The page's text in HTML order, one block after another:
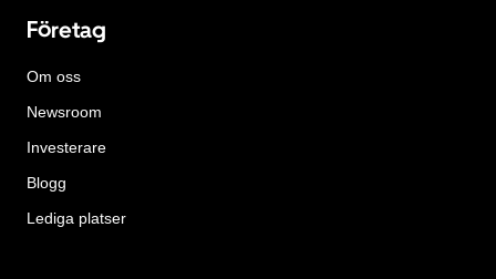
Företag
Om oss
Newsroom
Investerare
Blogg
Lediga platser